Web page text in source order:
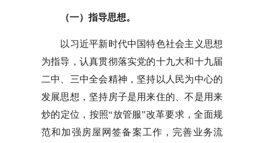
（一）指导思想。
以习近平新时代中国特色社会主义思想
为指导，认真贯彻落实党的十九大和十九届
二中、三中全会精神，坚持以人民为中心的
发展思想，坚持房子是用来住的、不是用来
炒的定位，按照“放管服”改革要求，全面规
范和加强房屋网签备案工作，完善业务流